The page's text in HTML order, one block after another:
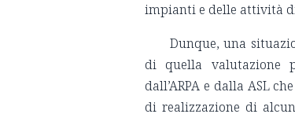
impianti e delle attività
Dunque, una
di quella valutazione
dall’ARPA e dalla ASL
di realizzazione di